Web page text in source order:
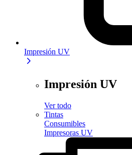
Impresión UV
Impresión UV
Ver todo
Tintas
Consumibles
Impresoras UV